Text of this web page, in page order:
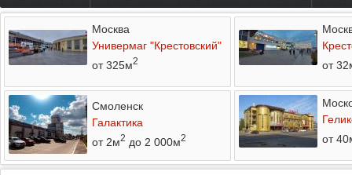
Москва
Универмаг "Крестовский"
от 325м2
от
Смоленск
Галактика
от 2м2 до 2 000м2
от